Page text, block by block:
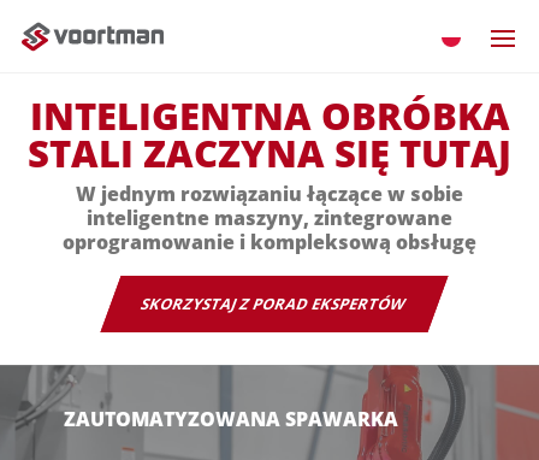
INTELIGENTNA OBRÓBKA
STALI ZACZYNA SIĘ TUTAJ
W jednym rozwiązaniu łączące w sobie
inteligentne maszyny, zintegrowane
oprogramowanie i kompleksową obsługę
SKORZYSTAJ Z PORAD EKSPERTÓW
ZAUTOMATYZOWANA SPAWARKA